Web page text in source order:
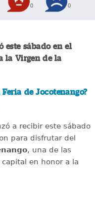
0 0
este sábado en el
la Virgen de la
Feria de Jocotenango?
a recibir este sábado
para disfrutar del
, una de las
en honor a la